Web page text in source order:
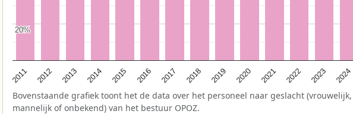
2011 2012 2013 2014 2015 2016 2017 2018 2019 2020 2021 2022 2023 2024
20%
20%
Bovenstaande grafiek toont het de data over het personeel naar geslacht (vrouwelijk,
mannelijk of onbekend) van het bestuur OPOZ.